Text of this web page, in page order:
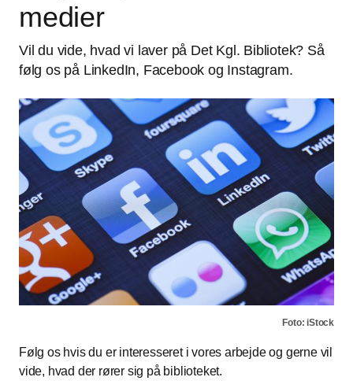
medier
Vil du vide, hvad vi laver på Det Kgl. Bibliotek? Så
følg os på LinkedIn, Facebook og Instagram.
Foto: iStock
Følg os hvis du er interesseret i vores arbejde og gerne vil
vide, hvad der rører sig på biblioteket.